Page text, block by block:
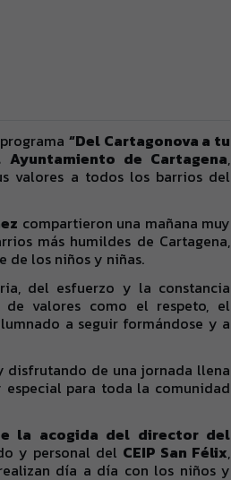
“Del Cartagonova a tu
de Cartagena,
valores a todos los barrios del
compartieron una mañana muy
más humildes de Cartagena,
de los niños y niñas.
del esfuerzo y la constancia
valores como el respeto, el
a seguir formándose y a
disfrutando de una jornada llena
para toda la comunidad
la acogida del director del
y personal del CEIP San Félix,
día a día con los niños y